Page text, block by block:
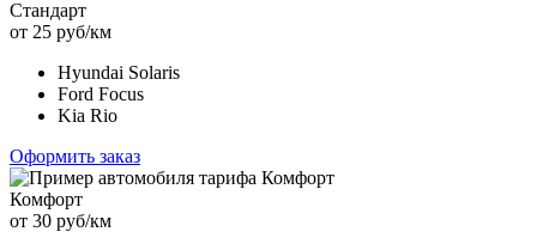
Стандарт
от 25 руб/км
Hyundai Solaris
Ford Focus
Kia Rio
Оформить заказ
Комфорт
от 30 руб/км